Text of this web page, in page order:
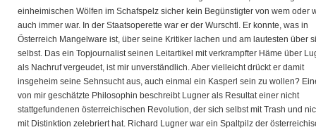
einheimischen Wölfen im Schafspelz sicher kein Begünstigter von wem oder
auch immer war. In der Staatsoperette war er der Wurschtl. Er konnte, was in
Österreich Mangelware ist, über seine Kritiker lachen und am lautesten über
selbst. Das ein Topjournalist seinen Leitartikel mit verkrampfter Häme über
als Nachruf vergeudet, ist mir unverständlich. Aber vielleicht drückt er damit
insgeheim seine Sehnsucht aus, auch einmal ein Kasperl sein zu wollen?
von mir geschätzte Philosophin beschreibt Lugner als Resultat einer nicht
stattgefundenen österreichischen Revolution, der sich selbst mit Trash und
mit Distinktion zelebriert hat. Richard Lugner war ein Spaltpilz der